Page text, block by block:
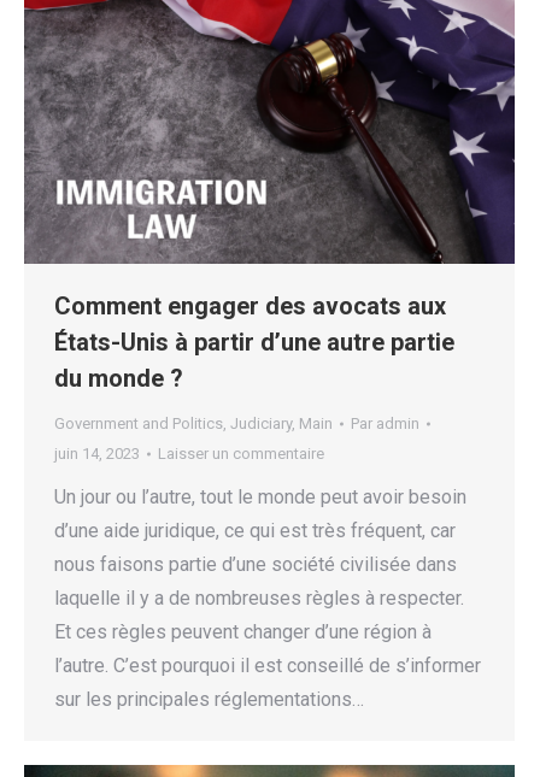
Comment engager des avocats aux
États-Unis à partir d’une autre partie
du monde ?
Government and Politics, Judiciary, Main Par admin
juin 14, 2023
Laisser un commentaire
Un jour ou l’autre, tout le monde peut avoir besoin
d’une aide juridique, ce qui est très fréquent, car
nous faisons partie d’une société civilisée dans
laquelle il y a de nombreuses règles à respecter.
Et ces règles peuvent changer d’une région à
l’autre. C’est pourquoi il est conseillé de s’informer
sur les principales réglementations…